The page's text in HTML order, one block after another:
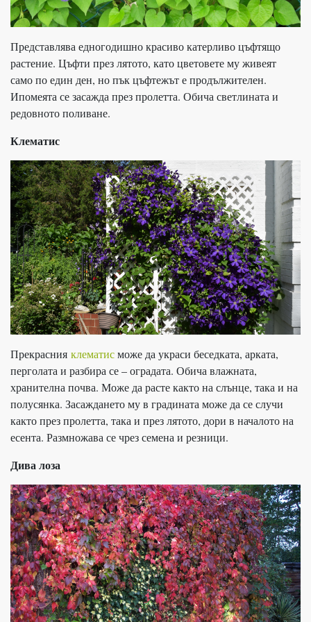
Представлява едногодишно красиво катерливо цъфтящо
растение. Цъфти през лятото, като цветовете му живеят
само по един ден, но пък цъфтежът е продължителен.
Ипомеята се засажда през пролетта. Обича светлината и
редовното поливане.
Клематис
Прекрасния клематисможе да украси беседката, арката,
перголата и разбира се – оградата. Обича влажната,
хранителна почва. Може да расте както на слънце, така и на
полусянка. Засаждането му в градината може да се случи
както през пролетта, така и през лятото, дори в началото на
есента. Размножава се чрез семена и резници.
Дива лоза